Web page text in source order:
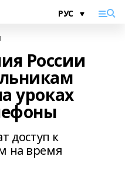
России
уроках
доступ к
на время